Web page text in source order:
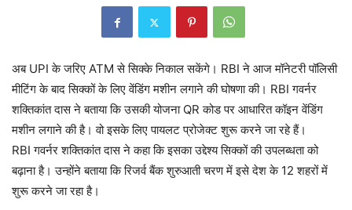
अब UPI के जरिए ATM से सिक्के निकाल सकेंगे। RBI ने आज मॉनेटरी पॉलिसी
मीटिंग के बाद सिक्कों के लिए वेंडिंग मशीन लगाने की घोषणा की। RBI गवर्नर
शक्तिकांत दास ने बताया कि उसकी योजना QR कोड पर आधारित कॉइन वेंडिंग
मशीन लगाने की है। वो इसके लिए पायलट प्रोजेक्ट शुरू करने जा रहे हैं।
RBI गवर्नर शक्तिकांत दास ने कहा कि इसका उद्देश्य सिक्कों की उपलब्धता को
बढ़ाना है। उन्होंने बताया कि रिजर्व बैंक शुरुआती चरण में इसे देश के 12 शहरों में
शुरू करने जा रहा है।